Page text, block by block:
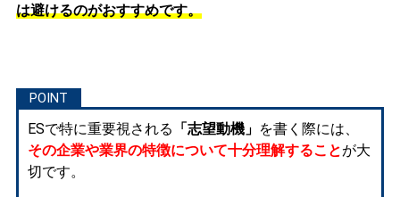
は避けるのがおすすめです。
ESで特に重要視される 「志望動機」 を書く際には、
その企業や業界の特徴について十分理解することが大
切です。